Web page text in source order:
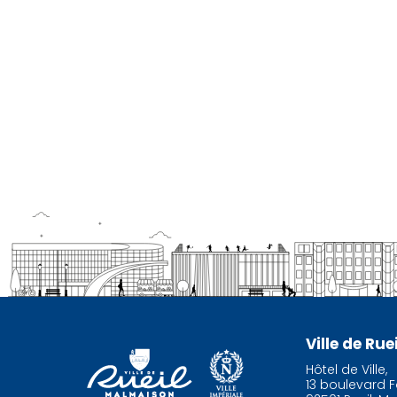
Ville de
Hôtel de Ville,
13 boulevard